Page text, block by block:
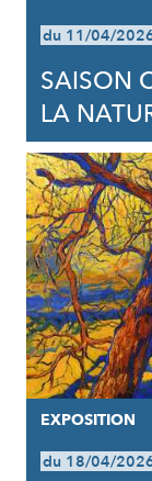
du 11/04/
SAISON
LA
EXPOSITION
du 18/04/